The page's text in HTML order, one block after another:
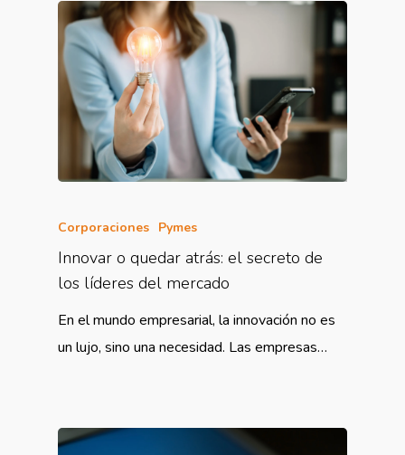
Corporaciones Pymes
Innovar o quedar atrás: el secreto de
los líderes del mercado
En el mundo empresarial, la innovación no es
un lujo, sino una necesidad. Las empresas…